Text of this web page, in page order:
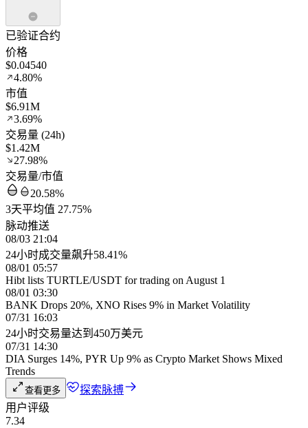
已验证合约
价格
$0.04540
4.80%
市值
$6.91M
3.69%
交易量 (24h)
$1.42M
27.98%
交易量/市值
20.58%
3天平均值 27.75%
脉动推送
08/03 21:04
24小时成交量飙升58.41%
08/01 05:57
Hibt lists TURTLE/USDT for trading on August 1
08/01 03:30
BANK Drops 20%, XNO Rises 9% in Market Volatility
07/31 16:03
24小时交易量达到450万美元
07/31 14:30
DIA Surges 14%, PYR Up 9% as Crypto Market Shows Mixed
Trends
查看更多
探索脉搏
用户评级
7.34